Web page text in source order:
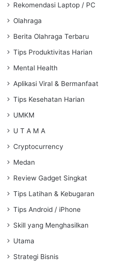
Rekomendasi Laptop / PC
Olahraga
Berita Olahraga Terbaru
Tips Produktivitas Harian
Mental Health
Aplikasi Viral & Bermanfaat
Tips Kesehatan Harian
UMKM
U T A M A
Cryptocurrency
Medan
Review Gadget Singkat
Tips Latihan & Kebugaran
Tips Android / iPhone
Skill yang Menghasilkan
Utama
Strategi Bisnis